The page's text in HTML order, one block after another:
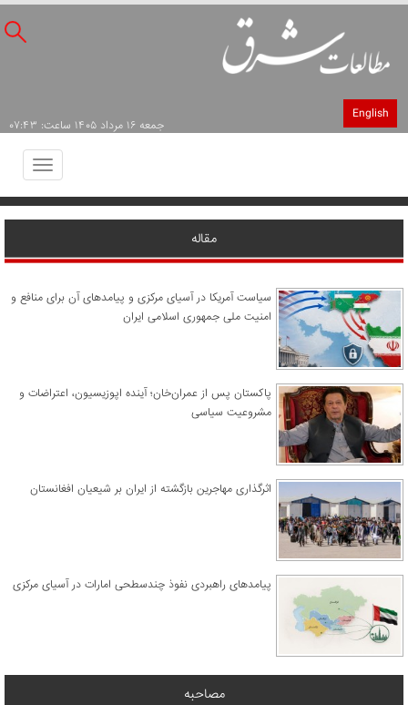
English
جمعه ۱۶ مرداد ۱۴۰۵ ساعت: ۰۷:۴۳
Toggle
مقاله
سیاست آمریکا در آسیای مرکزی و پیامدهای آن برای منافع و
امنیت ملی جمهوری اسلامی ایران
پاکستان پس از عمران‌خان؛ آینده اپوزیسیون، اعتراضات و
مشروعیت سیاسی
اثرگذاری مهاجرین بازگشته از ایران بر شیعیان افغانستان
پیامدهای راهبردی نفوذ چندسطحی امارات در آسیای مرکزی
مصاحبه